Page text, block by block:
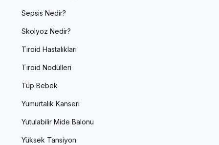
Sepsis Nedir?
Skolyoz Nedir?
Tiroid Hastalıkları
Tiroid Nodülleri
Tüp Bebek
Yumurtalık Kanseri
Yutulabilir Mide Balonu
Yüksek Tansiyon